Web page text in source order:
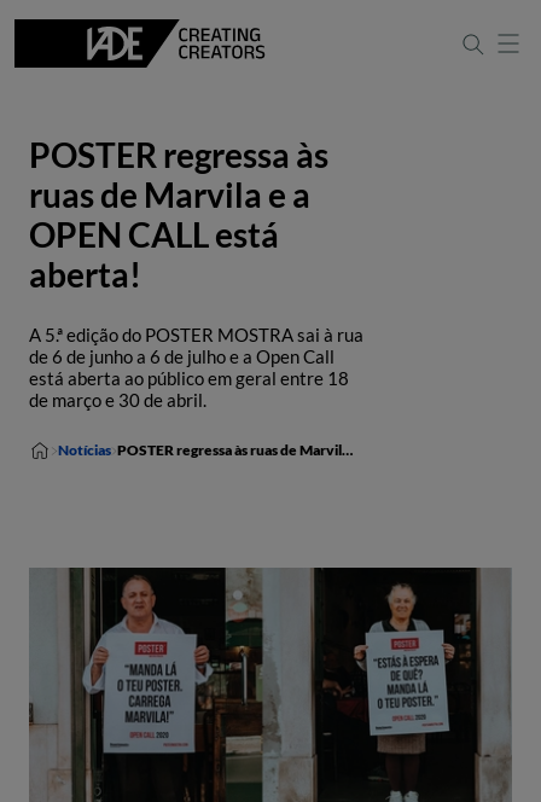
POSTER regressa às
ruas de Marvila e a
OPEN CALL está
aberta!
A 5.ª edição do POSTER MOSTRA sai à rua
de 6 de junho a 6 de julho e a Open Call
está aberta ao público em geral entre 18
de março e 30 de abril.
Notícias POSTER regressa às ruas de Marvila e a OPEN CALL está aberta!